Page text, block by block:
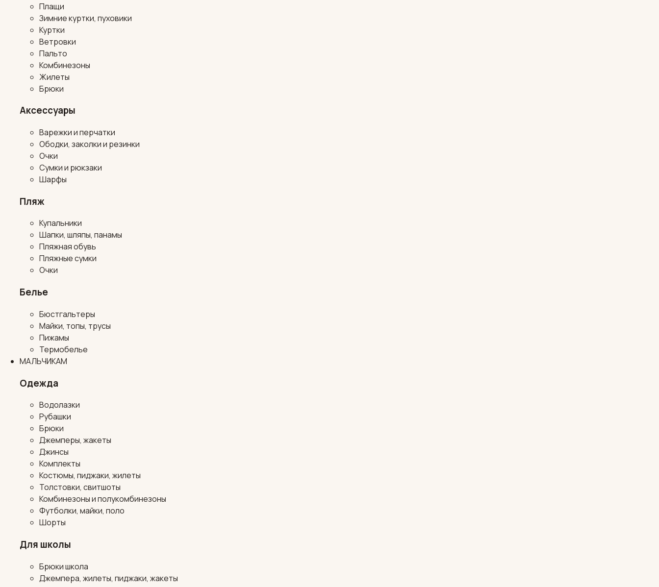
Плащи
Зимние куртки, пуховики
Куртки
Ветровки
Пальто
Комбинезоны
Жилеты
Брюки
Аксессуары
Варежки и перчатки
Ободки, заколки и резинки
Очки
Сумки и рюкзаки
Шарфы
Пляж
Купальники
Шапки, шляпы, панамы
Пляжная обувь
Пляжные сумки
Очки
Белье
Бюстгальтеры
Майки, топы, трусы
Пижамы
Термобелье
МАЛЬЧИКАМ
Одежда
Водолазки
Рубашки
Брюки
Джемперы, жакеты
Джинсы
Комплекты
Костюмы, пиджаки, жилеты
Толстовки, свитшоты
Комбинезоны и полукомбинезоны
Футболки, майки, поло
Шорты
Для школы
Брюки школа
Джемпера, жилеты, пиджаки, жакеты